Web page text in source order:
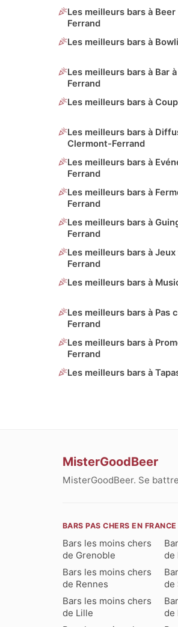
Les meilleurs bars à
Ferrand
Les meilleurs bars à
Les meilleurs bars à Bar
Ferrand
Les meilleurs bars à
Les meilleurs bars à
Clermont-Ferrand
Les meilleurs bars à
Ferrand
Les meilleurs bars à
Ferrand
Les meilleurs bars à
Ferrand
Les meilleurs bars à
Ferrand
Les meilleurs bars à
Les meilleurs bars à Pas
Ferrand
Les meilleurs bars à
Ferrand
Les meilleurs bars à
MisterGoodBeer
MisterGoodBeer. Se
BARS PAS CHERS EN FRANCE
Bars les moins chers
de Grenoble
de
Bars les moins chers
de Rennes
de
Bars les moins chers
de Lille
de